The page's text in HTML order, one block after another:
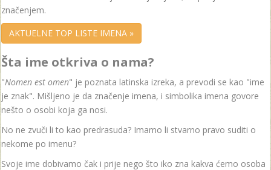
značenjem.
AKTUELNE TOP LISTE IMENA »
Šta ime otkriva o nama?
"Nomen est omen" je poznata latinska izreka, a prevodi se kao "ime
je znak". Mišljeno je da značenje imena, i simbolika imena govore
nešto o osobi koja ga nosi.
No ne zvuči li to kao predrasuda? Imamo li stvarno pravo suditi o
nekome po imenu?
Svoje ime dobivamo čak i prije nego što iko zna kakva ćemo osoba